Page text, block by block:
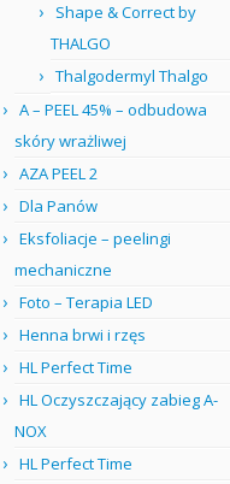
Shape & Correct by
THALGO
Thalgodermyl Thalgo
A – PEEL 45% – odbudowa
skóry wrażliwej
AZA PEEL 2
Dla Panów
Eksfoliacje – peelingi
mechaniczne
Foto – Terapia LED
Henna brwi i rzęs
HL Perfect Time
HL Oczyszczający zabieg A-
NOX
HL Perfect Time